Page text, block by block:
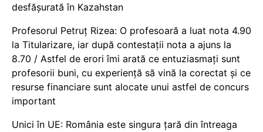
desfășurată în Kazahstan
Profesorul Petruț Rizea: O profesoară a luat nota 4.90
la Titularizare, iar după contestații nota a ajuns la
8.70 / Astfel de erori îmi arată ce entuziasmați sunt
profesorii buni, cu experiență să vină la corectat și ce
resurse financiare sunt alocate unui astfel de concurs
important
Unici în UE: România este singura țară din întreaga